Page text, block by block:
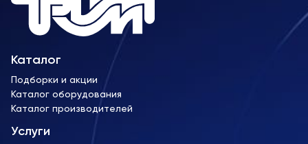
Каталог
Подборки и акции
Каталог оборудования
Каталог производителей
Услуги